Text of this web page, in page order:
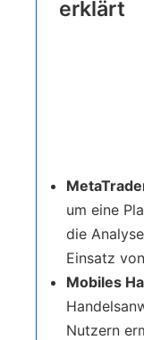
erklärt
um eine
die
Einsatz
Mobiles
Nutzern